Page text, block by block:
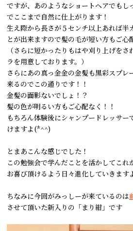
ですが、あのようなショートヘアでもし
でここまで自然に仕上がります！
生え際から長さが５センチ以上あれば半
とが出来ますので髪の毛が短い方もご心
（さらに短かったりもはや刈り上げを
ラを用意しております。）
さらにあの真っ金金の金髪も黒彩スプレ
来るのでこの通りです！！
金髪の面影ないでしょ！？
髪の色が明るい方もご心配なく！！
もちろん体験後にシャンプードレッサー
けますよ(*^^)
とまあこんな感じでした！
この勉強会で学んだことを活かしてこれ
お喜び頂けるよう日々進化していきます
ちなみに今回がみっしーが来ているのは
させて頂いた新入りの「まり紺」です